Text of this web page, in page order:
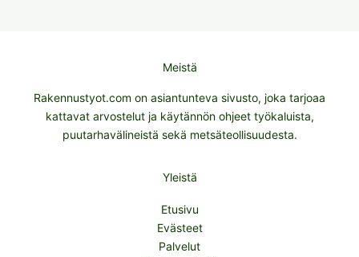
Meistä
Rakennustyot.com on asiantunteva sivusto, joka tarjoaa
kattavat arvostelut ja käytännön ohjeet työkaluista,
puutarhavälineistä sekä metsäteollisuudesta.
Yleistä
Etusivu
Evästeet
Palvelut